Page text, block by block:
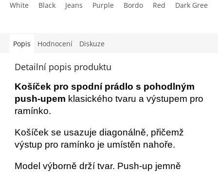
White
Black Jeans Purple Bordo Red Dark Green
Popis Hodnocení Diskuze
Detailní popis produktu
Košíček pro spodní prádlo s pohodlným
push-upem klasického tvaru a výstupem pro
ramínko.
Košíček se usazuje diagonálně, přičemž
výstup pro ramínko je umístěn nahoře.
Model výborně drží tvar. Push-up jemně